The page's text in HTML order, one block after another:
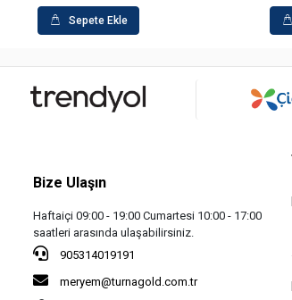
Sepete Ekle
Bize Ulaşın
Haftaiçi 09:00 - 19:00 Cumartesi 10:00 - 17:00
saatleri arasında ulaşabilirsiniz.
905314019191
meryem@turnagold.com.tr